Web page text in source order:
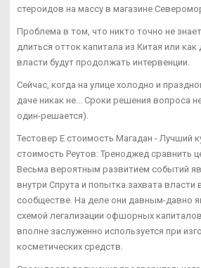
стероидов на массу в магазине
Проблема в том, что никто точно не
длиться отток капитала из Китая или как
власти будут продолжать интервенции.
Сейчас, когда на улице холодно и
даче никак не... Сроки решения вопроса
один-решается).
Тестовер Е стоимость Магадан - Лучший
стоимость Реутов: Треноджед сравнить
Весьма вероятным развитием событий
внутри Спрута и попытка захвата власти
сообществе. На деле они давным-давно
схемой легализации офшорных
вполне заслуженно используется при
косметических средств.